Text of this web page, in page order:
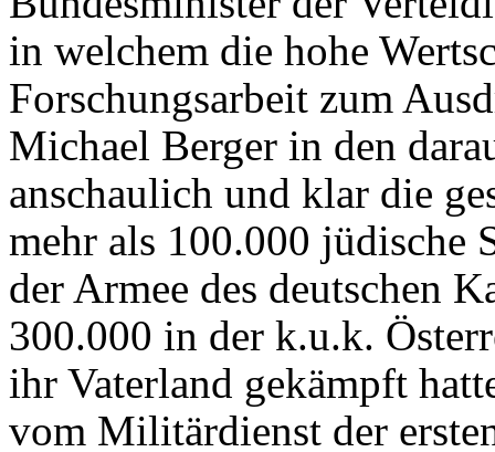
in welchem die hohe
Forschungsarbeit zum
Michael Berger in den
anschaulich und klar die
mehr als 100.000 jüdische
der Armee des deutschen
300.000 in der k.u.k.
ihr Vaterland gekämpft
vom Militärdienst der